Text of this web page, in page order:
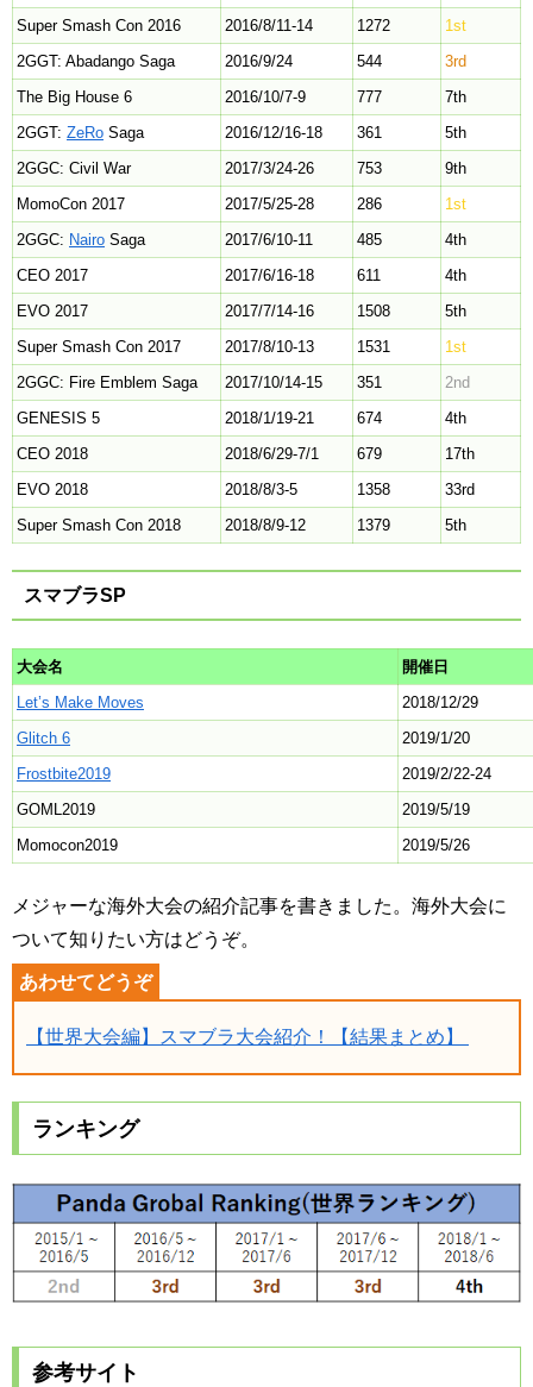
Super Smash Con 2016
2016/8/11-14 1272
1st
2GGT: Abadango Saga
2016/9/24 544
3rd
The Big House 6
2016/10/7-9 777
7th
2GGT: ZeRo Saga 2016/12/16-18 361
5th
2GGC: Civil War
2017/3/24-26 753
9th
MomoCon 2017
2017/5/25-28 286
1st
2GGC: Nairo Saga 2017/6/10-11 485
4th
CEO 2017
2017/6/16-18 611
4th
EVO 2017
2017/7/14-16 1508
5th
Super Smash Con 2017
2017/8/10-13 1531
1st
2GGC: Fire Emblem Saga
2017/10/14-15 351
2nd
GENESIS 5
2018/1/19-21 674
4th
CEO 2018
2018/6/29-7/1 679
17th
EVO 2018
2018/8/3-5 1358
33rd
Super Smash Con 2018
2018/8/9-12 1379 5th
スマブラSP
大会名
開催日
Let’s Make Moves
2018/12/29
Glitch 6
2019/1/20
Frostbite2019
2019/2/22-24
GOML2019
2019/5/19
Momocon2019
2019/5/26
メジャーな海外大会の紹介記事を書きました。海外大会に
ついて知りたい方はどうぞ。
【世界大会編】スマブラ大会紹介！【結果まとめ】
ランキング
参考サイト